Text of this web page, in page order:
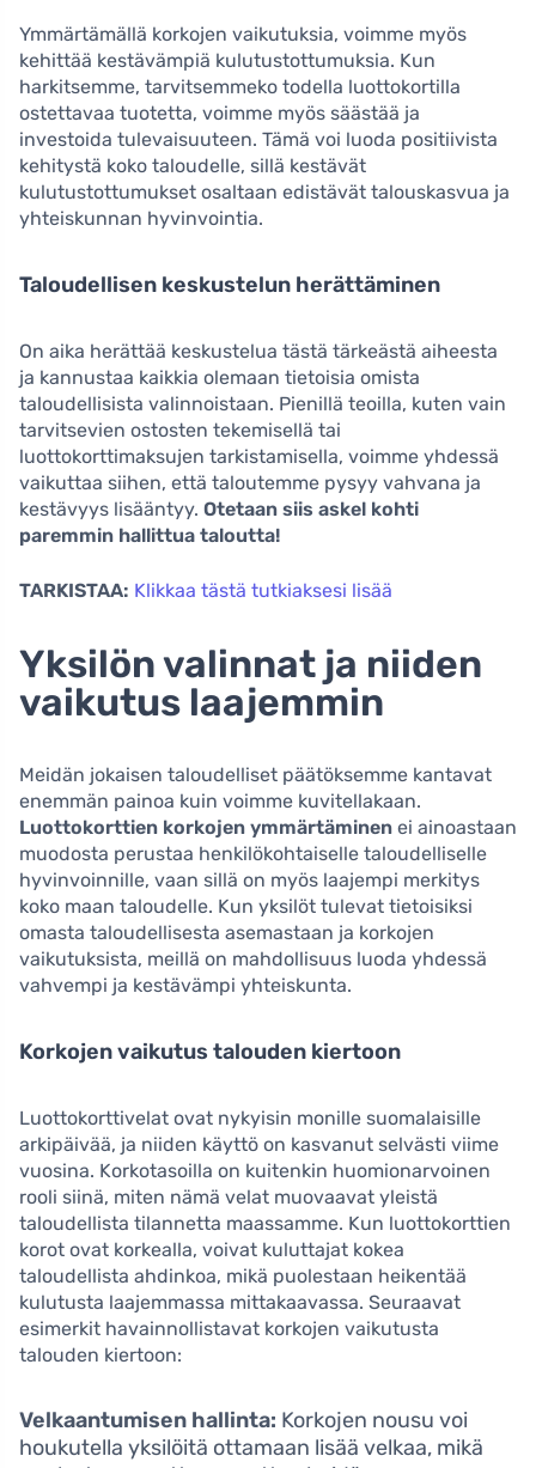
Ymmärtämällä korkojen vaikutuksia, voimme myös
kehittää kestävämpiä kulutustottumuksia. Kun
harkitsemme, tarvitsemmeko todella luottokortilla
ostettavaa tuotetta, voimme myös säästää ja
investoida tulevaisuuteen. Tämä voi luoda positiivista
kehitystä koko taloudelle, sillä kestävät
kulutustottumukset osaltaan edistävät talouskasvua ja
yhteiskunnan hyvinvointia.
Taloudellisen keskustelun herättäminen
On aika herättää keskustelua tästä tärkeästä aiheesta
ja kannustaa kaikkia olemaan tietoisia omista
taloudellisista valinnoistaan. Pienillä teoilla, kuten vain
tarvitsevien ostosten tekemisellä tai
luottokorttimaksujen tarkistamisella, voimme yhdessä
vaikuttaa siihen, että taloutemme pysyy vahvana ja
kestävyys lisääntyy. Otetaan siis askel kohti
paremmin hallittua taloutta!
TARKISTAA: Klikkaa tästä tutkiaksesi lisää
Yksilön valinnat ja niiden
vaikutus laajemmin
Meidän jokaisen taloudelliset päätöksemme kantavat
enemmän painoa kuin voimme kuvitellakaan.
Luottokorttien korkojen ymmärtäminen ei ainoastaan
muodosta perustaa henkilökohtaiselle taloudelliselle
hyvinvoinnille, vaan sillä on myös laajempi merkitys
koko maan taloudelle. Kun yksilöt tulevat tietoisiksi
omasta taloudellisesta asemastaan ja korkojen
vaikutuksista, meillä on mahdollisuus luoda yhdessä
vahvempi ja kestävämpi yhteiskunta.
Korkojen vaikutus talouden kiertoon
Luottokorttivelat ovat nykyisin monille suomalaisille
arkipäivää, ja niiden käyttö on kasvanut selvästi viime
vuosina. Korkotasoilla on kuitenkin huomionarvoinen
rooli siinä, miten nämä velat muovaavat yleistä
taloudellista tilannetta maassamme. Kun luottokorttien
korot ovat korkealla, voivat kuluttajat kokea
taloudellista ahdinkoa, mikä puolestaan heikentää
kulutusta laajemmassa mittakaavassa. Seuraavat
esimerkit havainnollistavat korkojen vaikutusta
talouden kiertoon:
Velkaantumisen hallinta: Korkojen nousu voi
houkutella yksilöitä ottamaan lisää velkaa, mikä